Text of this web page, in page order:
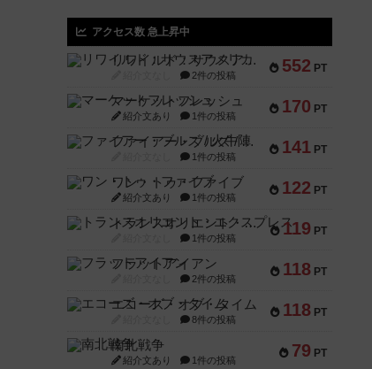
アクセス数 急上昇中
552 PT
リワイルド：サウスアメリカ
2件の投稿
170 PT
マーケットフレッシュ
紹介文あり 1件の投稿
141 PT
ファイアー・ブルズ / 火牛陣
1件の投稿
122 PT
ワン・トゥ・ファイブ
紹介文あり 1件の投稿
119 PT
トランスオリエント・エクスプレス
1件の投稿
118 PT
フラットアイアン
2件の投稿
118 PT
エコーズ・オブ・タイム
8件の投稿
79 PT
南北戦争
紹介文あり 1件の投稿